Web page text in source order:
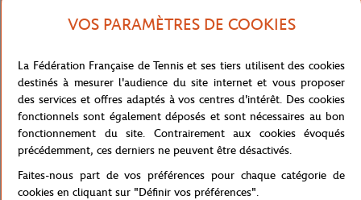
Caractéristiques
Livraison et retours
VOS PARAMÈTRES DE COOKIES
La Fédération Française de Tennis et ses tiers utilisent des cookies
destinés à mesurer l'audience du site internet et vous proposer
des services et offres adaptés à vos centres d'intérêt. Des cookies
fonctionnels sont également déposés et sont nécessaires au bon
fonctionnement du site. Contrairement aux cookies évoqués
précédemment, ces derniers ne peuvent être désactivés.
Faites-nous part de vos préférences pour chaque catégorie de
cookies en cliquant sur "Définir vos préférences".